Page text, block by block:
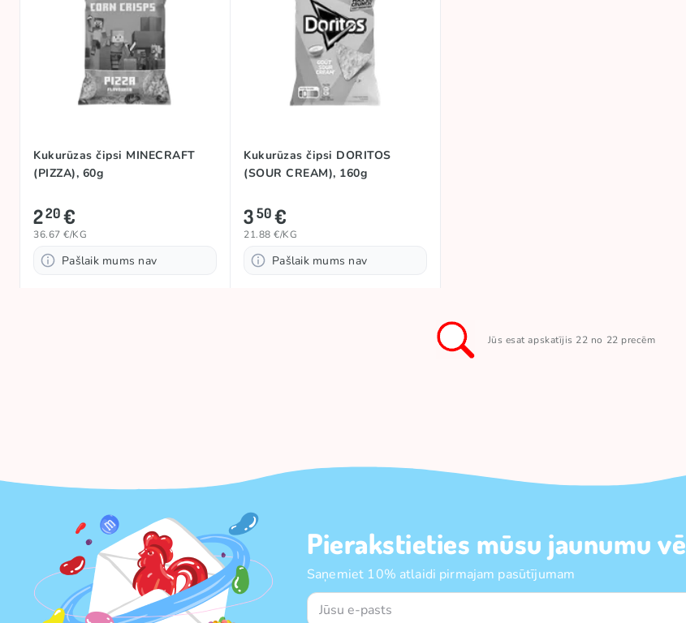
Kukurūzas čipsi MINECRAFT
(PIZZA), 60g
220€
36.67 €/KG
Pašlaik mums nav
Kukurūzas čipsi DORITOS
(SOUR CREAM), 160g
350€
21.88 €/KG
Pašlaik mums nav
Jūs esat apskatījis 22 no 22 precēm
Pierakstieties mūsu jaunumu
Saņemiet 10% atlaidi pirmajam pasūtījumam